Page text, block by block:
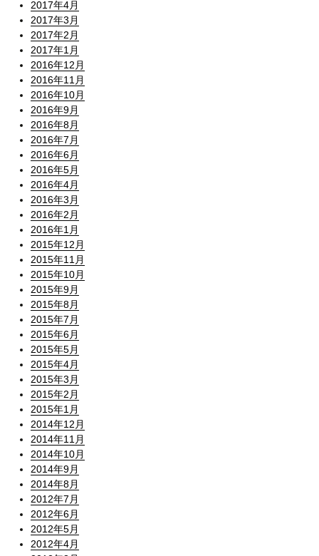
2017年4月
2017年3月
2017年2月
2017年1月
2016年12月
2016年11月
2016年10月
2016年9月
2016年8月
2016年7月
2016年6月
2016年5月
2016年4月
2016年3月
2016年2月
2016年1月
2015年12月
2015年11月
2015年10月
2015年9月
2015年8月
2015年7月
2015年6月
2015年5月
2015年4月
2015年3月
2015年2月
2015年1月
2014年12月
2014年11月
2014年10月
2014年9月
2014年8月
2012年7月
2012年6月
2012年5月
2012年4月